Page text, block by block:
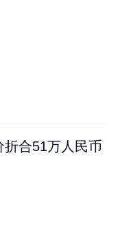
合51万人民币